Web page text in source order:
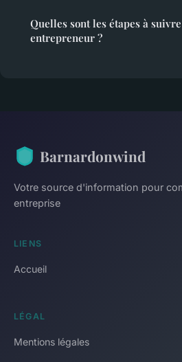
Quelles sont les étapes à
entrepreneur ?
Barnardonwind
Votre source d'information pour
entreprise
LIENS
Accueil
LÉGAL
Mentions légales